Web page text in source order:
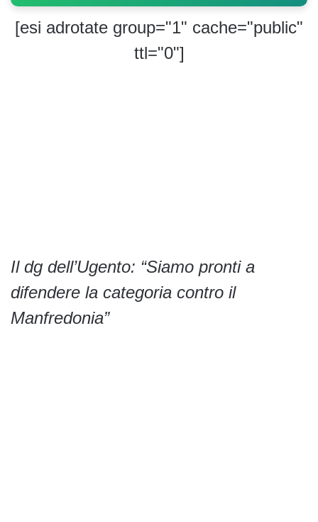
[esi adrotate group="1" cache="public"
ttl="0"]
Il dg dell’Ugento: “Siamo pronti a
difendere la categoria contro il
Manfredonia”